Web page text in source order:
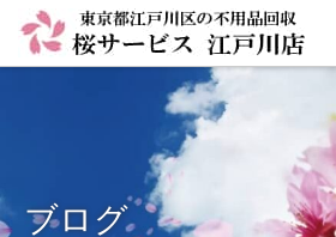
ブログ